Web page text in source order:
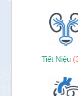
Tiết Niệu